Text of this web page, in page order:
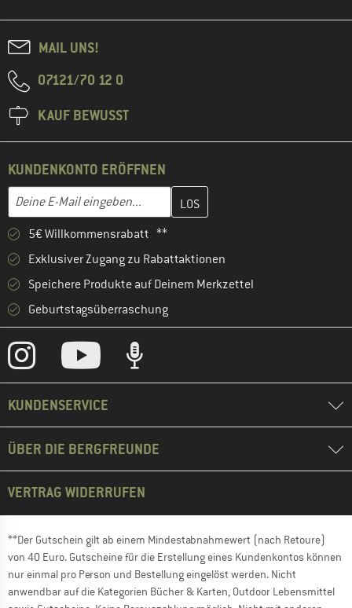
MAIL UNS!
07121/70 12 0
KAUF BEWUSST
KUNDENKONTO ERÖFFNEN
E-Mail-Adresse
Gib hier deine E-Mail-Adresse ein und erstelle im nächsten
5€ Willkommensrabatt **
Exklusiver Zugang zu Rabattaktionen
Speichere Produkte auf Deinem Merkzettel
Geburtstagsüberraschung
KUNDENSERVICE
ÜBER DIE BERGFREUNDE
VERTRAG WIDERRUFEN
**Der Gutschein gilt ab einem Mindestabnahmewert (nach Retoure)
von 40 Euro. Gutscheine für die Erstellung eines Kundenkontos können
nur einmal pro Person und Bestellung eingelöst werden. Nicht
anwendbar auf die Kategorien Bücher & Karten, Outdoor Lebensmittel